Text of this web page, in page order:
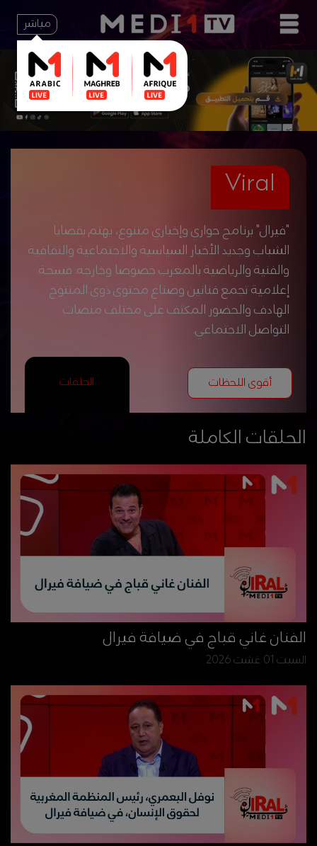
مباشر
Viral
"فيرال" برنامج حواري وإخباري متنوع، يهتم بقضايا
الشباب وجديد الأخبار السياسية والاجتماعية والثقافية
والفنية والرياضية بالمغرب خصوصا وخارجه. فسحة
إعلامية تجمع فنانين وصناع محتوى ذوي المنتوج
الهادف والحضور المكثف على مختلف منصات
التواصل الاجتماعي.
أقوى اللحظات الحلقات
الحلقات الكاملة
الفنان غاني قباج في ضيافة فيرال
السبت 01 غشت 2026